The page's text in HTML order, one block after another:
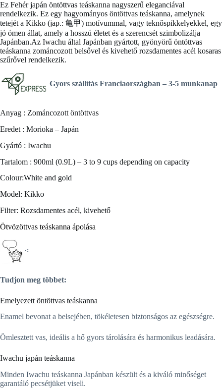
Ez Fehér japán öntöttvas teáskanna nagyszerű eleganciával
rendelkezik. Ez egy hagyományos öntöttvas teáskanna, amelynek
tetejét a Kikko (jap.: 亀甲) motívummal, vagy teknőspikkelyekkel, egy
jó ómen állat, amely a hosszú életet és a szerencsét szimbolizálja
Japánban.Az Iwachu által Japánban gyártott, gyönyörű öntöttvas
teáskanna zománcozott belsővel és kivehető rozsdamentes acél kosaras
szűrővel rendelkezik.
Gyors szállítás Franciaországban – 3-5 munkanap
Anyag : Zománcozott öntöttvas
Eredet : Morioka – Japán
Gyártó : Iwachu
Tartalom : 900ml (0.9L) – 3 to 9 cups depending on capacity
Colour:White and gold
Model: Kikko
Filter: Rozsdamentes acél, kivehető
Ötvözöttvas teáskanna ápolása
<
Tudjon meg többet:
Emelyezett öntöttvas teáskanna
Enamel bevonat a belsejében, tökéletesen biztonságos az egészségre.
Ömlesztett vas, ideális a hő gyors tárolására és harmonikus leadására.
Iwachu japán teáskanna
Minden Iwachu teáskanna Japánban készült és a kiváló minőséget
garantáló pecsétjüket viseli.